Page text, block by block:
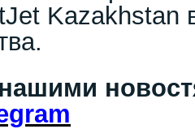
Kazakhstan